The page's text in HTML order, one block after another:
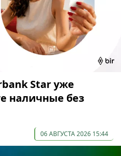
Star уже
наличные без
06 АВГУСТА 2026 15:44